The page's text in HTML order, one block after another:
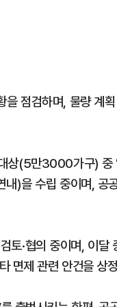
점검하며, 물량 계
상(5만3000가구)
)을 수립 중이며, 공
토·협의 중이며, 이
면제 관련 안건을 상